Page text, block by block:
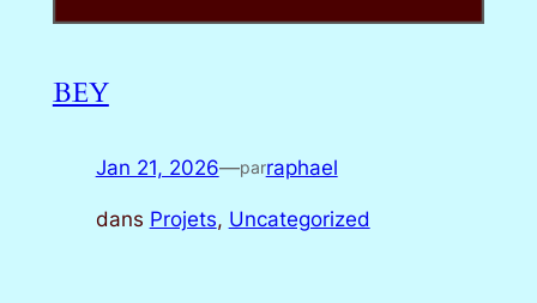
BEY
Jan 21, 2026—parraphael
dans Projets, Uncategorized